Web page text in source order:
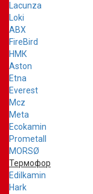
Lacunza
Loki
ABX
FireBird
НМК
Aston
Etna
Everest
Mcz
Meta
Ecokamin
Prometall
MORSØ
Термофор
Edilkamin
Hark